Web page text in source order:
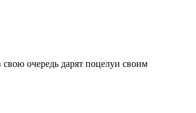
очередь дарят поцелуи своим